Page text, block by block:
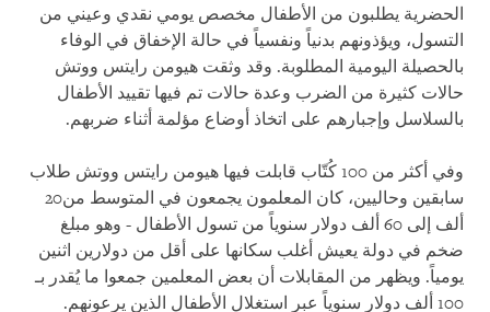
الحضرية يطلبون من الأطفال مخصص يومي نقدي وعيني من
التسول، ويؤذونهم بدنياً ونفسياً في حالة الإخفاق في الوفاء
بالحصيلة اليومية المطلوبة. وقد وثقت هيومن رايتس ووتش
حالات كثيرة من الضرب وعدة حالات تم فيها تقييد الأطفال
بالسلاسل وإجبارهم على اتخاذ أوضاع مؤلمة أثناء ضربهم.
وفي أكثر من 100 كُتّاب قابلت فيها هيومن رايتس ووتش طلاب
سابقين وحاليين، كان المعلمون يجمعون في المتوسط من20
ألف إلى 60 ألف دولار سنوياً من تسول الأطفال - وهو مبلغ
ضخم في دولة يعيش أغلب سكانها على أقل من دولارين اثنين
يومياً. ويظهر من المقابلات أن بعض المعلمين جمعوا ما يُقدر بـ
100 ألف دولار سنوياً عبر استغلال الأطفال الذين يرعونهم.